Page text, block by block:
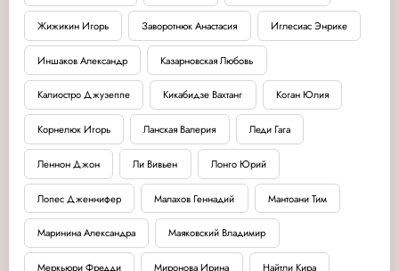
Жижикин Игорь Заворотнюк Анастасия Иглесиас Энрике
Иншаков Александр Казарновская Любовь
Калиостро Джузеппе Кикабидзе Вахтанг Коган Юлия
Корнелюк Игорь Ланская Валерия Леди Гага
Леннон Джон Ли Вивьен Лонго Юрий
Лопес Дженнифер Малахов Геннадий Мантоани Тим
Маринина Александра Маяковский Владимир
Меркьюри Фредди Миронова Ирина Найтли Кира